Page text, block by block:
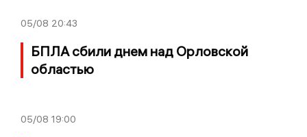
05/08 20:43
БПЛА сбили днем над Орловской
областью
05/08 19:00